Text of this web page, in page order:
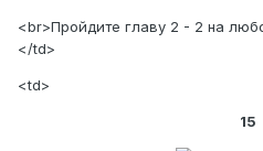
<br>Пройдите главу 2 - 2 на
</td>
<td>
15